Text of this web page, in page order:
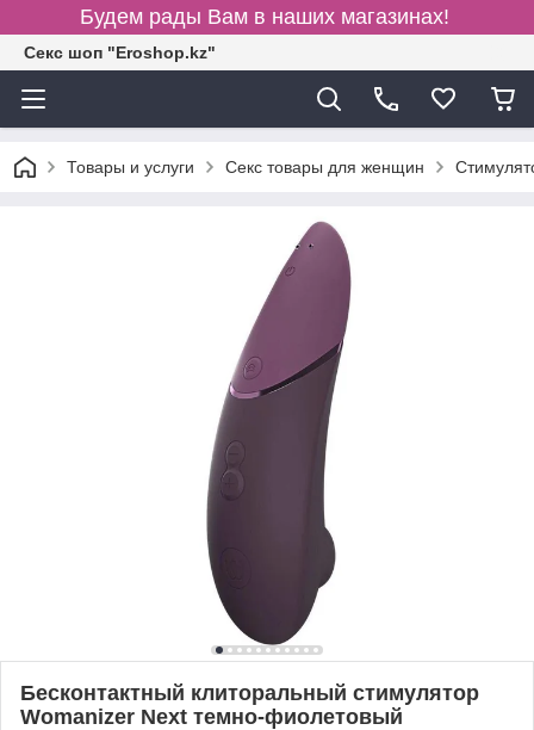
Будем рады Вам в наших магазинах!
Секс шоп "Eroshop.kz"
Товары и услуги Секс товары для женщин
Бесконтактный клиторальный стимулятор
Womanizer Next темно-фиолетовый